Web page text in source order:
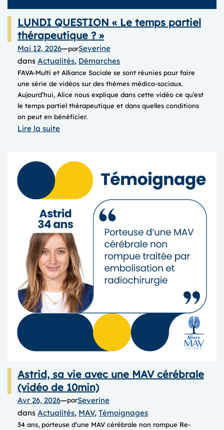
LUNDI QUESTION « Le temps partiel
thérapeutique ? »
Mai 12, 2026—parSeverine
dans Actualités, Démarches
FAVA-Multi et Alliance Sociale se sont réunies pour faire
une série de vidéos sur des thèmes médico-sociaux.
Aujourd’hui, Alice nous explique dans cette vidéo ce qu’est
le temps partiel thérapeutique et dans quelles conditions
on peut en bénéficier.
Lire la suite:
« Le
thérapeutique
? »
Astrid, sa vie avec une MAV cérébrale
(vidéo de 10min)
Avr 26, 2026—parSeverine
dans Actualités, MAV, Témoignages
34 ans, porteuse d’une MAV cérébrale non rompue Re-